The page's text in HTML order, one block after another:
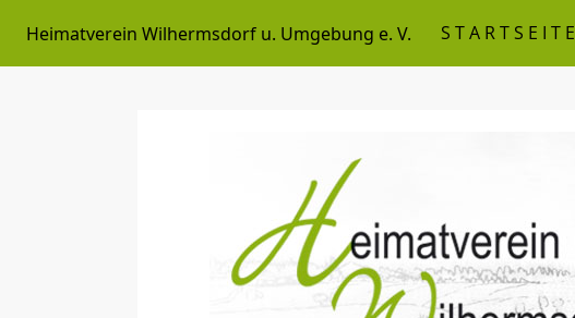
Heimatverein Wilhermsdorf u. Umgebung e. V. STARTSEITE